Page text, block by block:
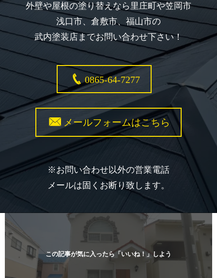
外壁や屋根の塗り替えなら里庄町や笠岡市
浅口市、倉敷市、福山市の
武内塗装店までお問い合わせ下さい！
0865-64-7277
メールフォームはこちら
※お問い合わせ以外の営業電話
メールは固くお断り致します。
この記事が気に入ったら「いいね！」しよう